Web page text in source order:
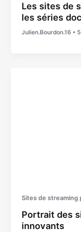
Les sites de
les séries
Julien.Bourdon.16 •
Sites de streaming
Portrait des
innovants